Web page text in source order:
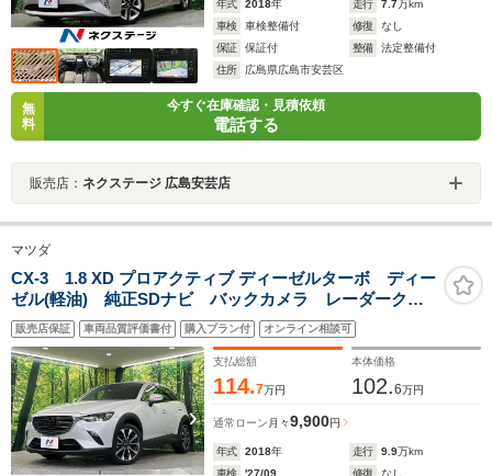
年式 2018年 走行 7.7万km
車検
車検整備付 修復
なし
保証
保証付 整備
法定整備付
住所
広島県広島市安芸区
無
料
今すぐ在庫確認・見積依頼
電話する
販売店： ネクステージ 広島安芸店
マツダ
CX-3 1.8 XD プロアクティブ ディーゼルターボ ディー
ゼル(軽油) 純正SDナビ バックカメラ レーダークル
ーズ 禁煙車 ハーフレザーシート ドラレコ スマー
トキー LEDヘッド ビルトインETC 純正18インチア
ルミ オートライト
販売店保証 車両品質評価書付 購入プラン付 オンライン相談可
支払総額
114.7万円
本体価格
102.6万円
通常ローン 月々9,900円
年式 2018年 走行 9.9万km